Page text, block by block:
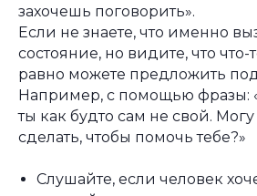
захочешь поговорить».
Если не знаете, что именно
состояние, но видите, что что-
равно можете предложить
Например, с помощью фразы:
ты как будто сам не свой.
сделать, чтобы помочь тебе?»
Слушайте, если человек